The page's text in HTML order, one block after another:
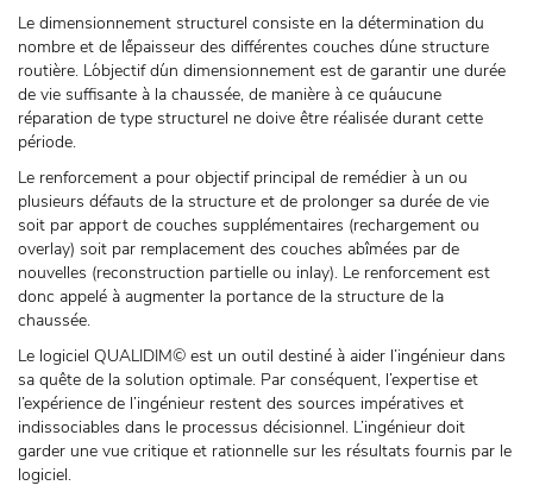
Le dimensionnement structurel consiste en la détermination du
nombre et de l´épaisseur des différentes couches d´une structure
routière. L´objectif d´un dimensionnement est de garantir une durée
de vie suffisante à la chaussée, de manière à ce qu´aucune
réparation de type structurel ne doive être réalisée durant cette
période.
Le renforcement a pour objectif principal de remédier à un ou
plusieurs défauts de la structure et de prolonger sa durée de vie
soit par apport de couches supplémentaires (rechargement ou
overlay) soit par remplacement des couches abîmées par de
nouvelles (reconstruction partielle ou inlay). Le renforcement est
donc appelé à augmenter la portance de la structure de la
chaussée.
Le logiciel QUALIDIM© est un outil destiné à aider l’ingénieur dans
sa quête de la solution optimale. Par conséquent, l’expertise et
l’expérience de l’ingénieur restent des sources impératives et
indissociables dans le processus décisionnel. L’ingénieur doit
garder une vue critique et rationnelle sur les résultats fournis par le
logiciel.